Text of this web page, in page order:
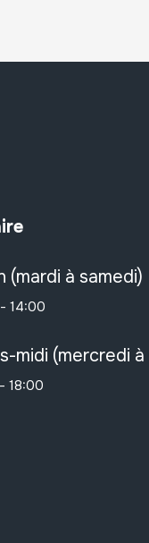
(mardi à samedi)
14:00
midi (mercredi à
18:00